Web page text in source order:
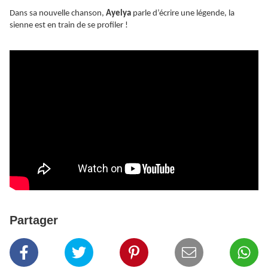
Dans sa nouvelle chanson, Ayelya parle d’écrire une légende, la
sienne est en train de se profiler !
Partager